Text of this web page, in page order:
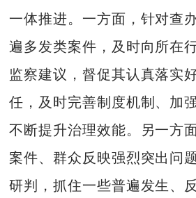
一体推进。一方面，针对查
遍多发类案件，及时向所在
监察建议，督促其认真落实
任，及时完善制度机制、加
不断提升治理效能。另一方
案件、群众反映强烈突出问
研判，抓住一些普遍发生、